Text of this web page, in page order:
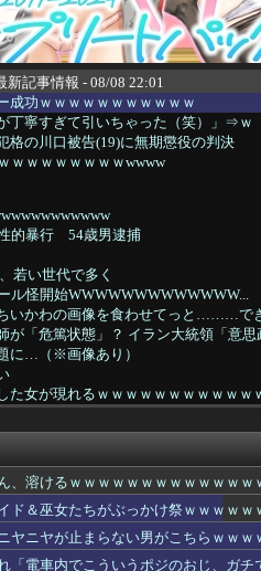
新記事情報 - 08/08 22:01
成功ｗｗｗｗｗｗｗｗｗｗｗ
丁寧すぎて引いちゃった（笑）」⇒ｗ
格の川口被告(19)に無期懲役の判決
ｗｗｗｗｗｗｗｗwwww
的暴行 54歳男逮捕
若い世代で多く
ル怪開始WWWWWWWWWWWWW...
いかわの画像を食わせてっと………で
「危篤状態」？ イラン大統領「意思
に…（※画像あり）
た女が現れるｗｗｗｗｗｗｗｗｗｗｗ
しか見えないｗｗｗwｗｗｗｗｗｗｗ
代の彼女と結婚しました」→オバサン
、溶けるｗｗｗｗｗｗｗｗｗｗｗｗｗ
ド＆巫女たちがぶっかけ祭ｗｗｗｗｗ
ヤニヤが止まらない男がこちらｗｗ
「電車内でこういうポジのおじ、ガ